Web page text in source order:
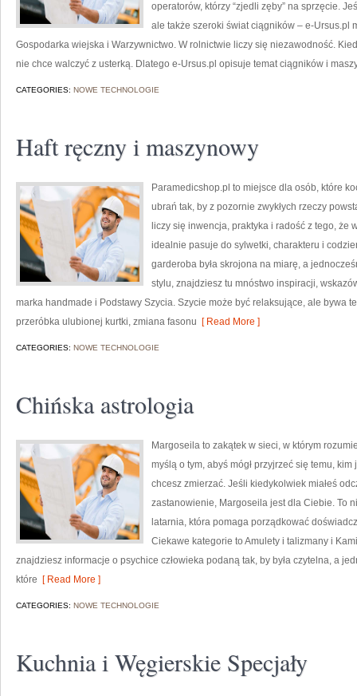
operatorów, którzy “zjedli zęby” na sprzęcie.
ale także szeroki świat ciągników – e-Ursus.pl
Gospodarka wiejska i Warzywnictwo. W rolnictwie liczy się niezawodność.
nie chce walczyć z usterką. Dlatego e-Ursus.pl opisuje temat ciągników i
CATEGORIES: NOWE TECHNOLOGIE
Haft ręczny i maszynowy
Paramedicshop.pl to miejsce dla osób, które
ubrań tak, by z pozornie zwykłych rzeczy
liczy się inwencja, praktyka i radość z tego, że
idealnie pasuje do sylwetki, charakteru i
garderoba była skrojona na miarę, a
stylu, znajdziesz tu mnóstwo inspiracji,
marka handmade i Podstawy Szycia. Szycie może być relaksujące, ale bywa
przeróbka ulubionej kurtki, zmiana fasonu [ Read More ]
CATEGORIES: NOWE TECHNOLOGIE
Chińska astrologia
Margoseila to zakątek w sieci, w którym
myślą o tym, abyś mógł przyjrzeć się temu,
chcesz zmierzać. Jeśli kiedykolwiek miałeś
zastanowienie, Margoseila jest dla Ciebie. To
latarnia, która pomaga porządkować
Ciekawe kategorie to Amulety i talizmany i
znajdziesz informacje o psychice człowieka podaną tak, by była czytelna, a
które [ Read More ]
CATEGORIES: NOWE TECHNOLOGIE
Kuchnia i Węgierskie Specjały